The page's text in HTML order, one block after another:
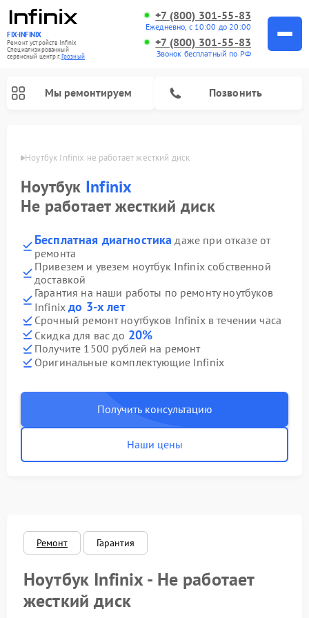
FIX-INFINIX
Ремонт устройств Infinix
Специализированный
cервисный центр г.Грозный
+7 (800) 301-55-83
Ежедневно, с 10:00 до 20:00
+7 (800) 301-55-83
Звонок бесплатный по РФ
Мы ремонтируем Позвонить
Ноутбук Infinix не работает жесткий диск
Ноутбук Infinix
Не работает жесткий диск
Бесплатная диагностика даже при отказе от
ремонта
Привезем и увезем ноутбук Infinix собственной
доставкой
Гарантия на наши работы по ремонту ноутбуков
Infinixдо 3-х лет
Срочный ремонт ноутбуков Infinix в течении часа
Скидка для вас до 20%
Получите 1500 рублей на ремонт
Оригинальные комплектующие Infinix
Получить консультацию
Наши цены
Ремонт Гарантия
Ноутбук Infinix - Не работает
жесткий диск